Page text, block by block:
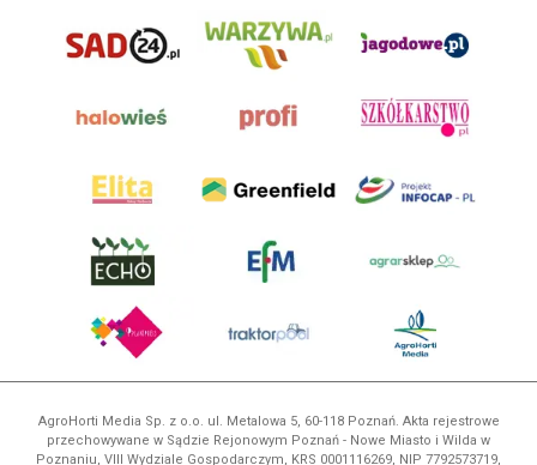
AgroHorti Media Sp. z o.o. ul. Metalowa 5, 60-118 Poznań. Akta rejestrowe
przechowywane w Sądzie Rejonowym Poznań - Nowe Miasto i Wilda w
Poznaniu, VIII Wydziale Gospodarczym, KRS 0001116269, NIP 7792573719,